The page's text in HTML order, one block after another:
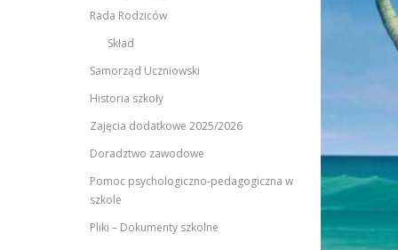
Rada Rodziców
Skład
Samorząd Uczniowski
Historia szkoły
Zajęcia dodatkowe 2025/2026
Doradztwo zawodowe
Pomoc psychologiczno-pedagogiczna w
szkole
Pliki – Dokumenty szkolne